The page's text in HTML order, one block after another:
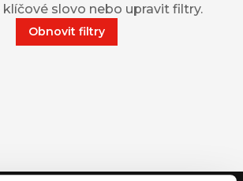
slovo nebo upravit filtry.
Obnovit filtry